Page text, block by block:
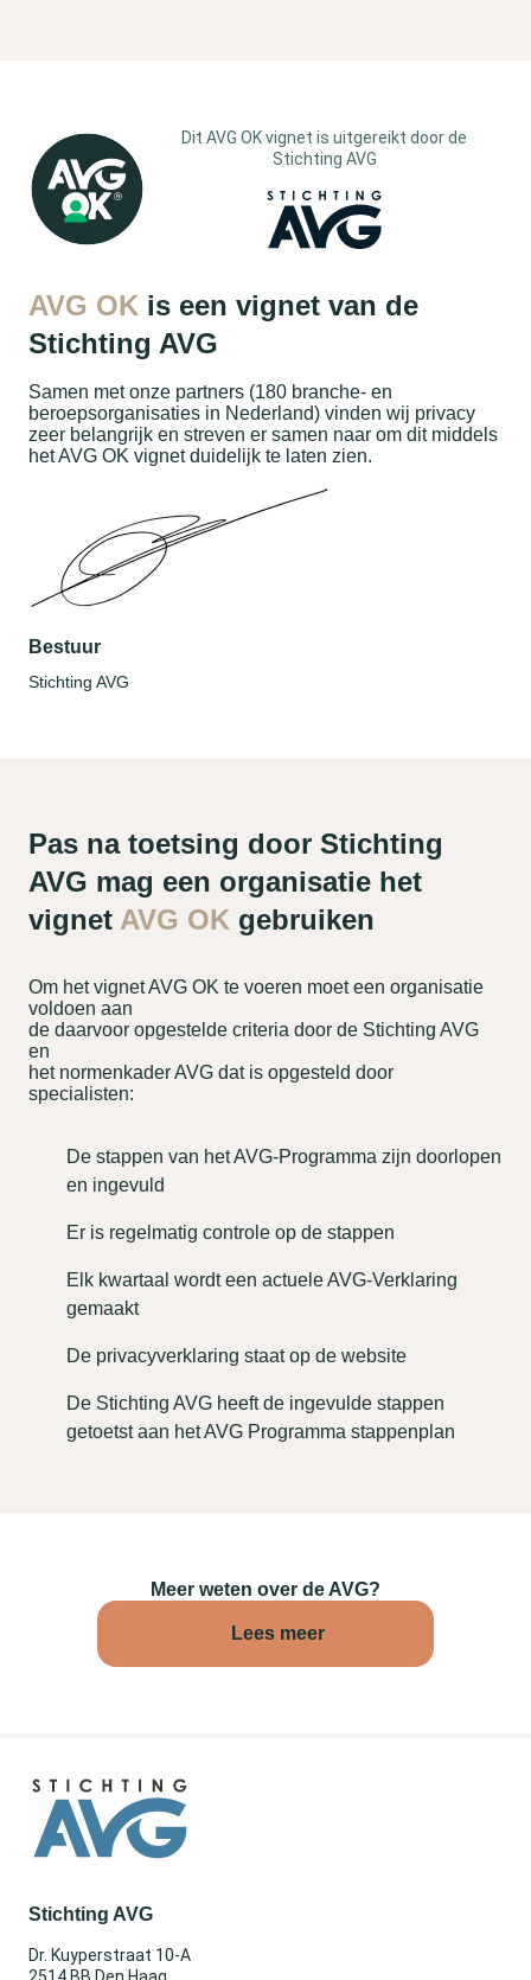
Dit AVG OK vignet is uitgereikt door de
Stichting AVG
AVG OK is een vignet van de
Stichting AVG
Samen met onze partners (180 branche- en
beroepsorganisaties in Nederland) vinden wij privacy
zeer belangrijk en streven er samen naar om dit middels
het AVG OK vignet duidelijk te laten zien.
Bestuur
Stichting AVG
Pas na toetsing door Stichting
AVG mag een organisatie het
vignet AVG OK gebruiken
Om het vignet AVG OK te voeren moet een organisatie
voldoen aan
de daarvoor opgestelde criteria door de Stichting AVG
en
het normenkader AVG dat is opgesteld door
specialisten:
De stappen van het AVG-Programma zijn doorlopen
en ingevuld
Er is regelmatig controle op de stappen
Elk kwartaal wordt een actuele AVG-Verklaring
gemaakt
De privacyverklaring staat op de website
De Stichting AVG heeft de ingevulde stappen
getoetst aan het AVG Programma stappenplan
Meer weten over de AVG?
Lees meer
Stichting AVG
Dr. Kuyperstraat 10-A